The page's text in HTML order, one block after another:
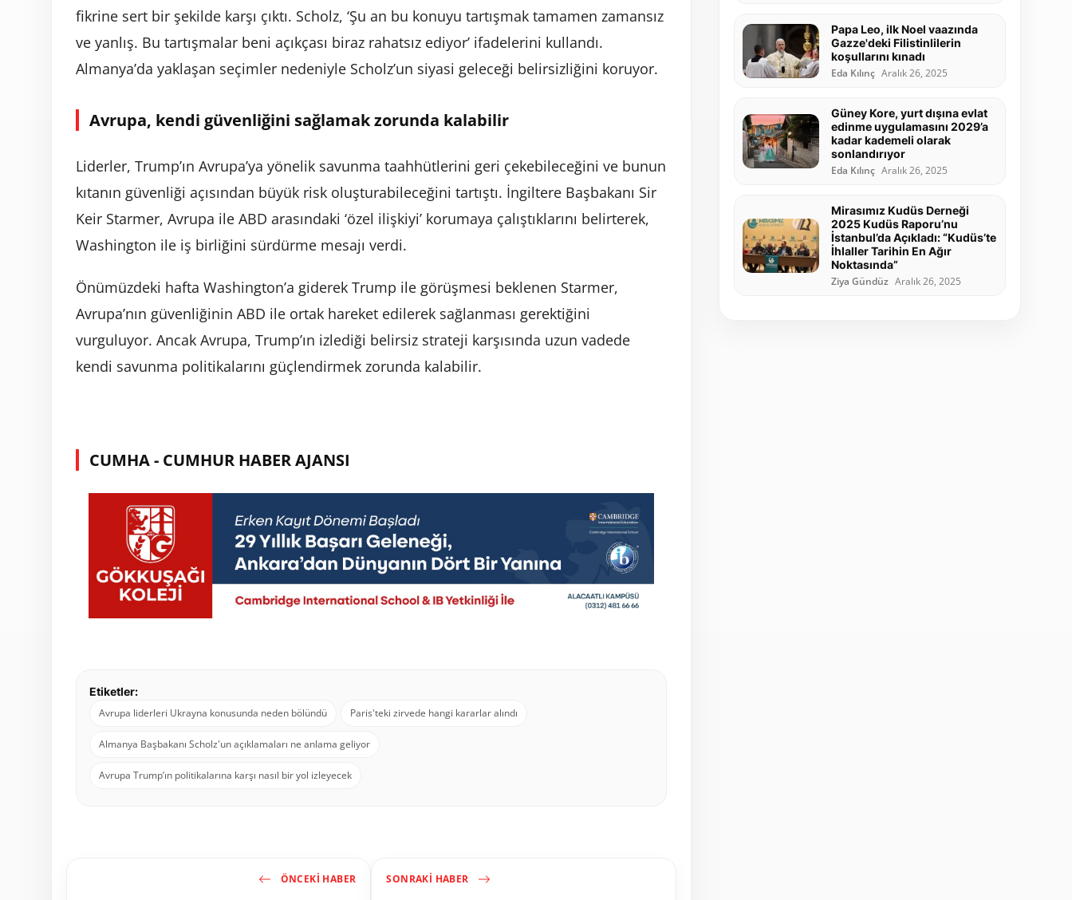
fikrine sert bir şekilde karşı çıktı. Scholz, ‘Şu an bu konuyu tartışmak tamamen zamansız
ve yanlış. Bu tartışmalar beni açıkçası biraz rahatsız ediyor’ ifadelerini kullandı.
Almanya’da yaklaşan seçimler nedeniyle Scholz’un siyasi geleceği belirsizliğini koruyor.
Avrupa, kendi güvenliğini sağlamak zorunda kalabilir
Liderler, Trump’ın Avrupa’ya yönelik savunma taahhütlerini geri çekebileceğini ve bunun
kıtanın güvenliği açısından büyük risk oluşturabileceğini tartıştı. İngiltere Başbakanı Sir
Keir Starmer, Avrupa ile ABD arasındaki ‘özel ilişkiyi’ korumaya çalıştıklarını belirterek,
Washington ile iş birliğini sürdürme mesajı verdi.
Önümüzdeki hafta Washington’a giderek Trump ile görüşmesi beklenen Starmer,
Avrupa’nın güvenliğinin ABD ile ortak hareket edilerek sağlanması gerektiğini
vurguluyor. Ancak Avrupa, Trump’ın izlediği belirsiz strateji karşısında uzun vadede
kendi savunma politikalarını güçlendirmek zorunda kalabilir.
CUMHA - CUMHUR HABER AJANSI
Etiketler:
Avrupa liderleri Ukrayna konusunda neden bölündü
Paris'teki zirvede hangi kararlar alındı
Almanya Başbakanı Scholz'un açıklamaları ne anlama geliyor
Avrupa Trump’ın politikalarına karşı nasıl bir yol izleyecek
ÖNCEKI HABER SONRAKI HABER
Papa Leo, ilk Noel vaazında
Gazze'deki Filistinlilerin
koşullarını kınadı
Eda Kılınç Aralık 26, 2025
Güney Kore, yurt dışına evlat
edinme uygulamasını 2029’a
kadar kademeli olarak
sonlandırıyor
Eda Kılınç Aralık 26, 2025
Mirasımız Kudüs Derneği
2025 Kudüs Raporu’nu
İstanbul’da Açıkladı: “Kudüs’te
İhlaller Tarihin En Ağır
Noktasında”
Ziya Gündüz Aralık 26, 2025